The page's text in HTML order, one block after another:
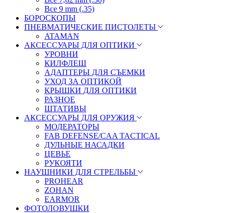
Все 9 mm (.35)
БОРОСКОПЫ
ПНЕВМАТИЧЕСКИЕ ПИСТОЛЕТЫ
ATAMAN
АКСЕССУАРЫ ДЛЯ ОПТИКИ
УРОВНИ
КИЛФЛЕШ
АДАПТЕРЫ ДЛЯ СЪЕМКИ
УХОД ЗА ОПТИКОЙ
КРЫШКИ ДЛЯ ОПТИКИ
РАЗНОЕ
ШТАТИВЫ
АКСЕССУАРЫ ДЛЯ ОРУЖИЯ
МОДЕРАТОРЫ
FAB DEFENSE/CAA TACTICAL
ДУЛЬНЫЕ НАСАДКИ
ЦЕВЬЕ
РУКОЯТИ
НАУШНИКИ ДЛЯ СТРЕЛЬБЫ
PROHEAR
ZOHAN
EARMOR
ФОТОЛОВУШКИ